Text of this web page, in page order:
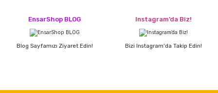
EnsarShop BLOG
Blog Sayfamızı Ziyaret Edin!
Instagram’da Biz!
Bizi Instagram'da Takip Edin!